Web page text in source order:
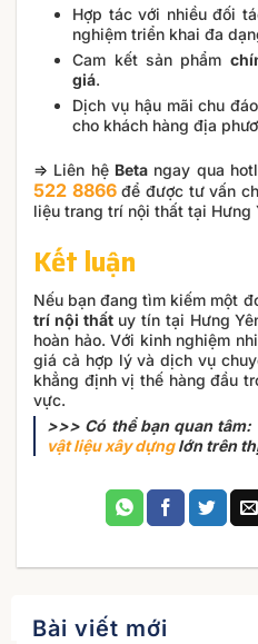
Hợp tác với nhiều đối
nghiệm triển khai đa
Cam kết sản phẩm
giá.
Dịch vụ hậu mãi chu
cho khách hàng địa
=> Liên hệ Beta ngay qua
522 8866để được tư vấn
liệu trang trí nội thất tại Hưng
Kết luận
Nếu bạn đang tìm kiếm một
trí nội thất uy tín tại Hưng
hoàn hảo. Với kinh nghiệm
giá cả hợp lý và dịch vụ
khẳng định vị thế hàng đầu
vực.
>>> Có thể bạn quan tâm:
vật liệu xây dựnglớn trên
Bài viết mới